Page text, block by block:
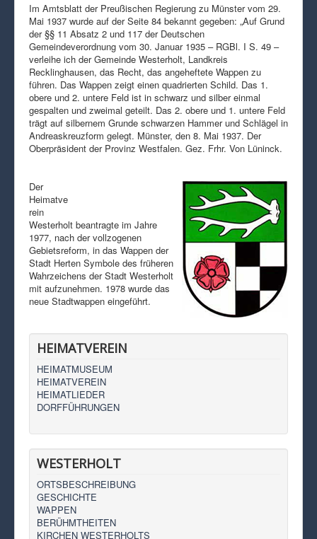
Im Amtsblatt der Preußischen Regierung zu Münster vom 29.
Mai 1937 wurde auf der Seite 84 bekannt gegeben: „Auf Grund
der §§ 11 Absatz 2 und 117 der Deutschen
Gemeindeverordnung vom 30. Januar 1935 – RGBl. I S. 49 –
verleihe ich der Gemeinde Westerholt, Landkreis
Recklinghausen, das Recht, das angeheftete Wappen zu
führen. Das Wappen zeigt einen quadrierten Schild. Das 1.
obere und 2. untere Feld ist in schwarz und silber einmal
gespalten und zweimal geteilt. Das 2. obere und 1. untere Feld
trägt auf silbernem Grunde schwarzen Hammer und Schlägel in
Andreaskreuzform gelegt. Münster, den 8. Mai 1937. Der
Oberpräsident der Provinz Westfalen. Gez. Frhr. Von Lüninck.
Der
Heimatve
rein
Westerholt beantragte im Jahre
1977, nach der vollzogenen
Gebietsreform, in das Wappen der
Stadt Herten Symbole des früheren
Wahrzeichens der Stadt Westerholt
mit aufzunehmen. 1978 wurde das
neue Stadtwappen eingeführt.
HEIMATVEREIN
HEIMATMUSEUM
HEIMATVEREIN
HEIMATLIEDER
DORFFÜHRUNGEN
WESTERHOLT
ORTSBESCHREIBUNG
GESCHICHTE
WAPPEN
BERÜHMTHEITEN
KIRCHEN WESTERHOLTS